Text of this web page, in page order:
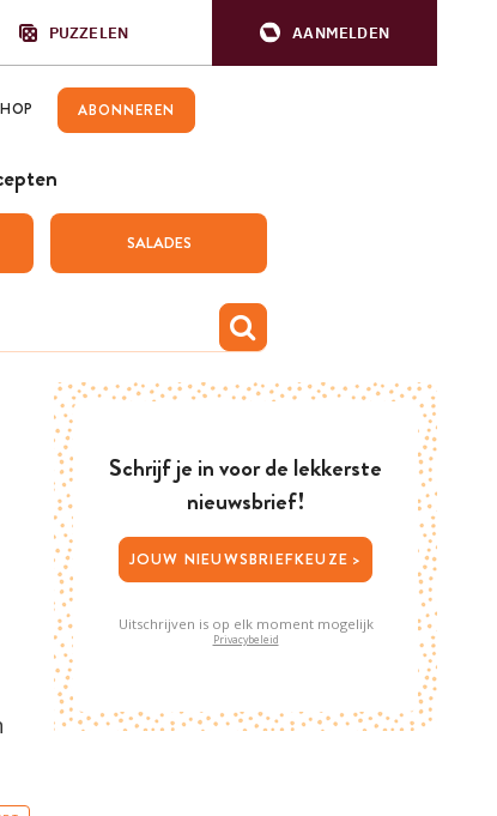
PUZZELEN AANMELDEN
ABONNEREN
SALADES
Schrijf je in voor de lekkerste
nieuwsbrief!
JOUW NIEUWSBRIEFKEUZE >
Uitschrijven is op elk moment mogelijk
Privacybeleid